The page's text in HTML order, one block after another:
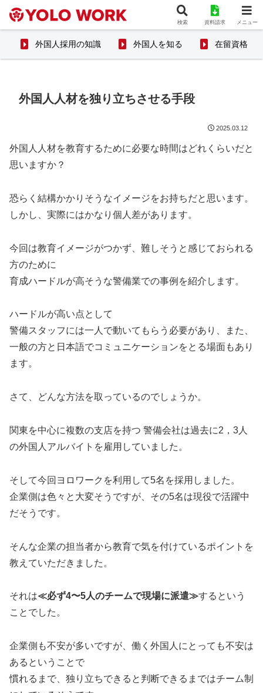
外国人採用の知識 外国人を知る 在留資格
外国人人材を独り立ちさせる手段
2025.03.12
外国人人材を教育するために必要な時間はどれくらいだと
思いますか？
恐らく結構かかりそうなイメージをお持ちだと思います。
しかし、実際にはかなり個人差があります。
今回は教育イメージがつかず、難しそうと感じておられる
方のために
育成ハードルが高そうな警備業での事例を紹介します。
ハードルが高い点として
警備スタッフには一人で動いてもらう必要があり、また、
一般の方と日本語でコミュニケーションをとる場面もあり
ます。
さて、どんな方法を取っているのでしょうか。
関東を中心に複数の支店を持つ 警備会社は過去に2，3人
の外国人アルバイトを雇用していました。
そして今回ヨロワークを利用して5名を採用しました。
企業側は色々と大変そうですが、その5名は現役で活躍中
だそうです。
そんな企業の担当者から教育で気を付けているポイントを
教えていただきました。
それは≪必ず4〜5人のチームで現場に派遣≫するという
ことでした。
企業側も不安が多いですが、働く外国人にとっても不安は
あるということで
慣れるまで、独り立ちできると判断できるまではチーム制
検索 資料請求 メニュー